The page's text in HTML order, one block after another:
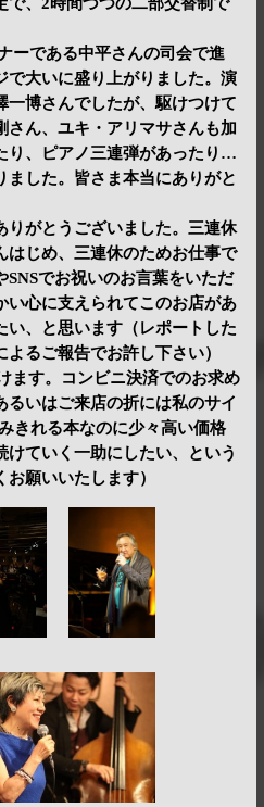
ーである中平さんの司会で進
で大いに盛り上がりました。演
博さんでしたが、駆けつけて
さん、ユキ・アリマサさんも加
り、ピアノ三連弾があったり…
ました。皆さま本当にありがと
がとうございました。三連休
はじめ、三連休のためお仕事で
でお祝いのお言葉をいただ
い心に支えられてこのお店があ
い、と思います（レポートした
るご報告でお許し下さい）
ます。コンビニ決済でのお求め
いはご来店の折には私のサイ
きれる本なのに少々高い価格
ていく一助にしたい、という
願いいたします）